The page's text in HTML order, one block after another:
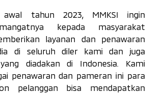
awal tahun 2023, MMKSI ingin
kepada masyarakat
layanan dan penawaran
di seluruh diler kami dan juga
diadakan di Indonesia. Kami
penawaran dan pameran ini para
pelanggan bisa mendapatkan